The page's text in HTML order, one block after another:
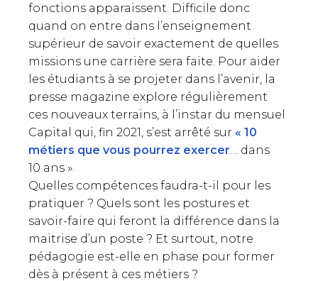
fonctions apparaissent. Difficile donc
quand on entre dans l’enseignement
supérieur de savoir exactement de quelles
missions une carrière sera faite. Pour aider
les étudiants à se projeter dans l’avenir, la
presse magazine explore régulièrement
ces nouveaux terrains, à l’instar du mensuel
Capital qui, fin 2021, s’est arrêté sur « 10
métiers que vous pourrez exercer… dans
10 ans ».
Quelles compétences faudra-t-il pour les
pratiquer ? Quels sont les postures et
savoir-faire qui feront la différence dans la
maitrise d’un poste ? Et surtout, notre
pédagogie est-elle en phase pour former
dès à présent à ces métiers ?